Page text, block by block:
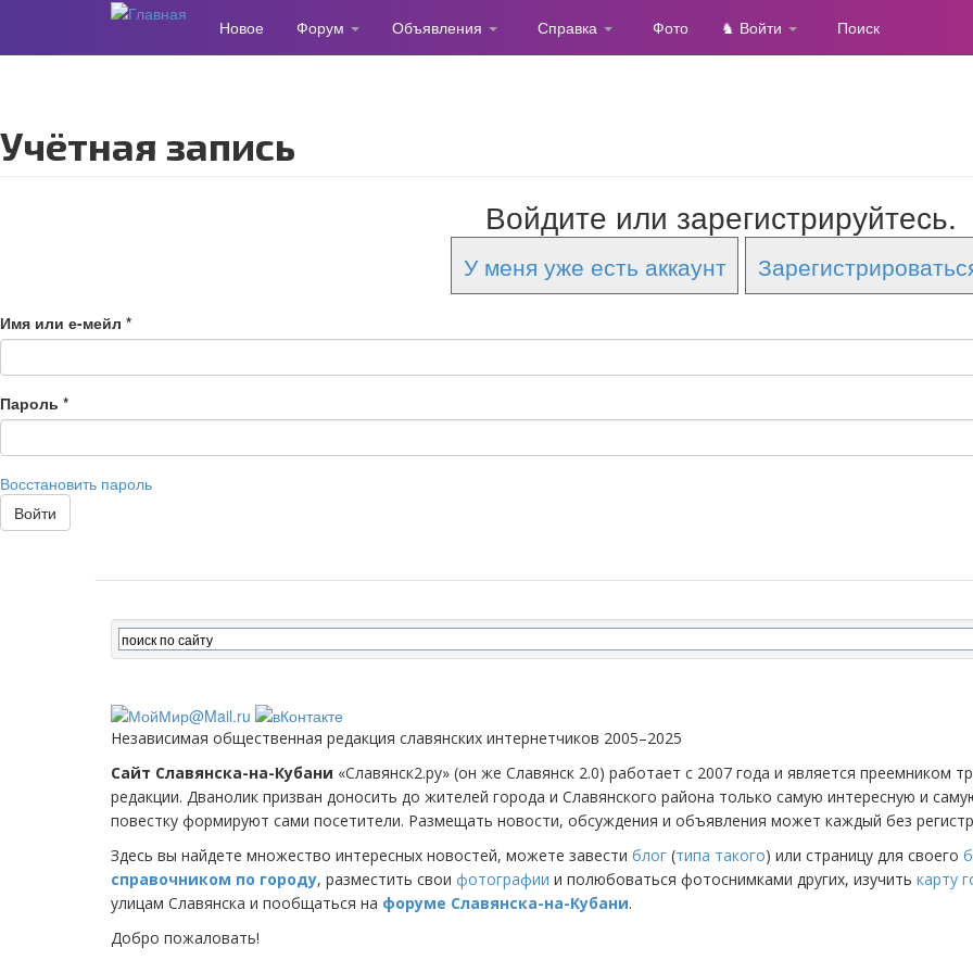
содержанию
Новое Форум Объявления Справка Фото ♞ Войти Поиск
Учётная запись
Войдите или зарегистрируйтесь.
У меня уже есть аккаунт
Имя или е-мейл *
Пароль *
Восстановить пароль
Войти
Независимая общественная редакция славянских интернетчиков 2005–2025
Сайт Славянска-на-Кубани «Славянск2.ру» (он же Славянск 2.0) работает с 2007 года и является преемником
редакции. Дванолик призван доносить до жителей города и Славянского района только самую интересную и
повестку формируют сами посетители. Размещать новости, обсуждения и объявления может каждый без
Здесь вы найдете множество интересных новостей, можете завести блог (типа такого) или страницу для своего
справочником по городу, разместить свои фотографии и полюбоваться фотоснимками других, изучить карту
улицам Славянска и пообщаться на форуме Славянска-на-Кубани.
Добро пожаловать!